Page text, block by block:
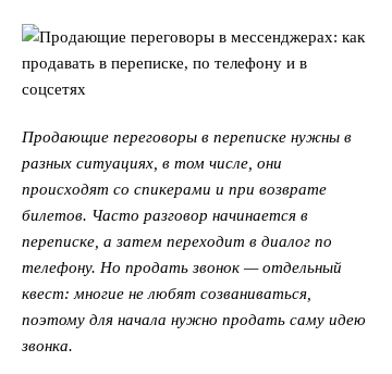
Продающие переговоры в переписке нужны в
разных ситуациях, в том числе, они
происходят со спикерами и при возврате
билетов. Часто разговор начинается в
переписке, а затем переходит в диалог по
телефону. Но продать звонок — отдельный
квест: многие не любят созваниваться,
поэтому для начала нужно продать саму идею
звонка.